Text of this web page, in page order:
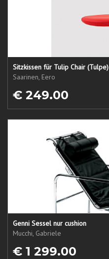
Sitzkissen für Tulip Chair (Tulpe)
Saarinen, Eero
€ 249.00
Genni Sessel nur cushion
Mucchi, Gabriele
€ 1 299.00